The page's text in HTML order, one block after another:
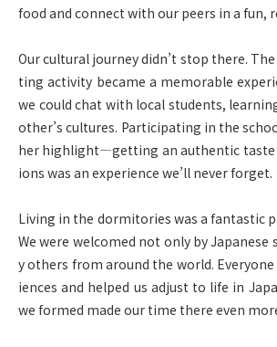
food and connect with our peers in a fun,
Our cultural journey didn’t stop there.
ting activity became a memorable
we could chat with local students,
other’s cultures. Participating in the
her highlight—getting an authentic taste
ions was an experience we’ll never forget.
Living in the dormitories was a fantastic
We were welcomed not only by Japanese
y others from around the world.
iences and helped us adjust to life in
we formed made our time there even